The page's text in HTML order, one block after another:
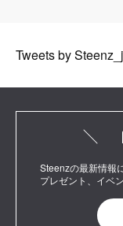
Tweets by
Steenzの最新情報
プレゼント、イベ